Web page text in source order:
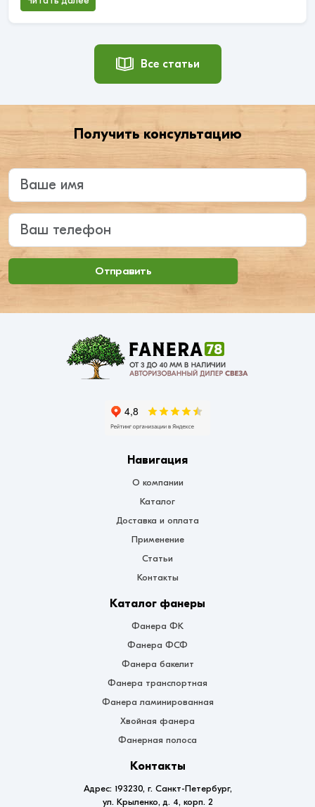
Все статьи
Получить консультацию
Введите ваше имя
Ваш телефон
Отправить
Навигация
О компании
Каталог
Доставка и оплата
Применение
Статьи
Контакты
Каталог фанеры
Фанера ФК
Фанера ФСФ
Фанера бакелит
Фанера транспортная
Фанера ламинированная
Хвойная фанера
Фанерная полоса
Контакты
Адрес: 193230, г. Санкт-Петербург,
ул. Крыленко, д. 4, корп. 2